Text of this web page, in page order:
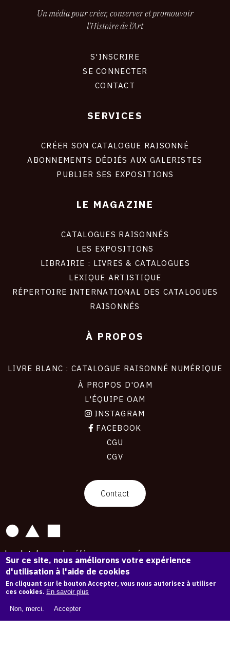
Un média pour créer, conserver et promouvoir
l'Histoire de l'Art
S'INSCRIRE
SE CONNECTER
CONTACT
SERVICES
CRÉER SON CATALOGUE RAISONNÉ
ABONNEMENTS DÉDIÉS AUX GALERISTES
PUBLIER SES EXPOSITIONS
LE MAGAZINE
CATALOGUES RAISONNÉS
LES EXPOSITIONS
LIBRAIRIE : LIVRES & CATALOGUES
LEXIQUE ARTISTIQUE
RÉPERTOIRE INTERNATIONAL DES CATALOGUES
RAISONNÉS
À PROPOS
LIVRE BLANC : CATALOGUE RAISONNÉ NUMÉRIQUE
À PROPOS D'OAM
L'ÉQUIPE OAM
INSTAGRAM
FACEBOOK
CGU
CGV
Contact
La plateforme de référence pour créer,
conserver et promouvoir l'Histoire de l'Art.
Des catalogues raisonnés aux archives
d'expositions.
43 254 œuvres d'art — 7 587 expositions
Copyright © OAM 2026. Tous droits réservés.
Sur ce site, nous améliorons votre expérience
d'utilisation à l'aide de cookies
En cliquant sur le bouton Accepter, vous nous autorisez à utiliser
ces cookies. En savoir plus
Non, merci. Accepter